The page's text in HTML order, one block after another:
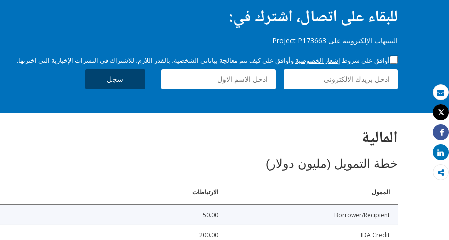
بريد الكتروني
طباعة
Tweet
Share
Share
للبقاء على اتصال، اشترك في:
التنبيهات الإلكترونية على Project P173663
أوافق على شروط إشعار الخصوصية وأوافق على كيف تتم معالجة بياناتي الشخصية، بالقدر اللازم، للاشتراك في النشرات الإخبارية التي اخترتها.
سجل
المالية
خطة التمويل (مليون دولار)
الممول الارتباطات
Borrower/Recipient
50.00
IDA Credit
200.00